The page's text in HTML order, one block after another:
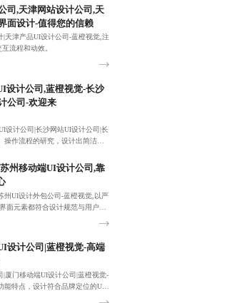
司,天津网站设计公司,天
面设计-值得您的信赖
|天津产品UI设计公司-蓝橙视觉,注
流程和动效。
设计公司,蓝橙视觉-长沙
公司-欢迎来
设计公司|长沙网站UI设计公司|长
操作流程的研究，设计出简洁、
州移动端UI设计公司,靠
州UI设计外包公司-蓝橙视觉,以严
面元素都符合设计规范与用户需
设计公司|蓝橙视觉-高端
厦门移动端UI设计公司|蓝橙视觉-
特点，设计符合品牌定位的UI